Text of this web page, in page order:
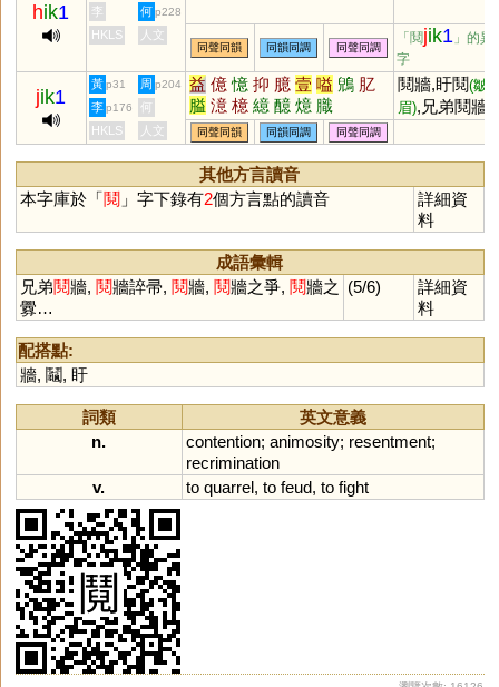
hik1 李 何 p228
HKLS 人文
同聲同韻 同韻同調 同聲同調
「鬩 jik1 」的異
字
jik1
黃 p31 周 p204 益 億 憶 抑 臆 壹 嗌 鶂 肊
膉 澺 檍 繶 醷 燱 膱
鬩牆,盱鬩(皺
眉),兄弟鬩牆,
李 p176
何
HKLS
人文 同聲同韻 同韻同調 同聲同調
其他方言讀音
本字庫於「鬩 」字下錄有2個方言點的讀音
詳細資
料
成語彙輯
兄弟鬩牆, 鬩牆誶帚, 鬩牆, 鬩牆之爭, 鬩牆之
釁…
(5/6)
詳細資
料
配搭點:
牆, 鬮, 盱
詞類
英文意義
n.
contention; animosity; resentment;
recrimination
v.
to quarrel, to feud, to fight